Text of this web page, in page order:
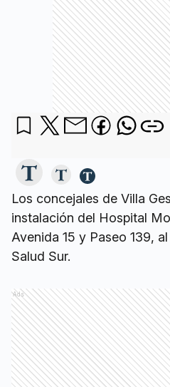
Los concejales de Villa
instalación del Hospital
Avenida 15 y Paseo 139,
Salud Sur.
Ads